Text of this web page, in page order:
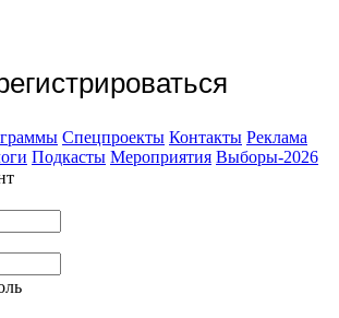
Спецпроекты Контакты Реклама
Подкасты Мероприятия Выборы-2026